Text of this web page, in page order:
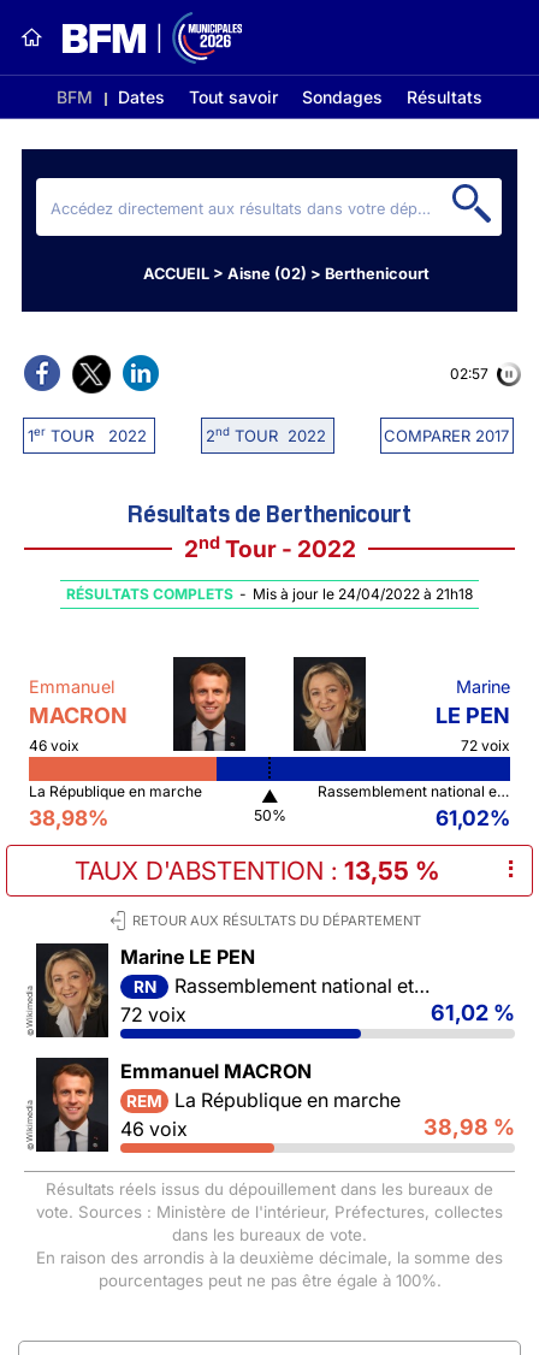
BFM Dates Tout savoir Sondages Résultats
ACCUEIL > Aisne (02) > Berthenicourt
1erTOUR 2022 2ndTOUR 2022 COMPARER 2017
02:56
Résultats de Berthenicourt
2ndTour - 2022
RÉSULTATS COMPLETS - Mis à jour le 24/04/2022 à 21h18
Emmanuel
MACRON
46 voix
Marine
LE PEN
72 voix
La République en marche
38,98%
▲
50%
Rassemblement national et ses alliés
61,02%
TAUX D'ABSTENTION : 13,55 % ⠇
RETOUR AUX RÉSULTATS DU DÉPARTEMENT
©
Wikimedia
Marine LE PEN
RN
Rassemblement national et ses alliés
72 voix
61,02 %
©
Wikimedia
Emmanuel MACRON
REM
La République en marche
46 voix
38,98 %
Résultats réels issus du dépouillement dans les bureaux de
vote. Sources : Ministère de l'intérieur, Préfectures, collectes
dans les bureaux de vote.
En raison des arrondis à la deuxième décimale, la somme des
pourcentages peut ne pas être égale à 100%.